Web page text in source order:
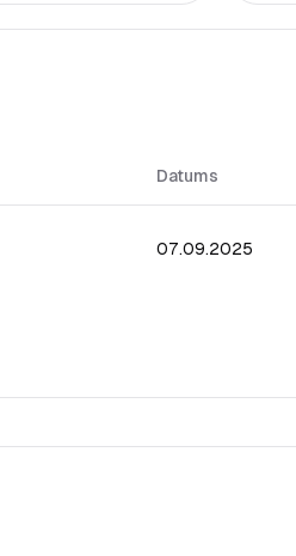
Datums
07.09.2025